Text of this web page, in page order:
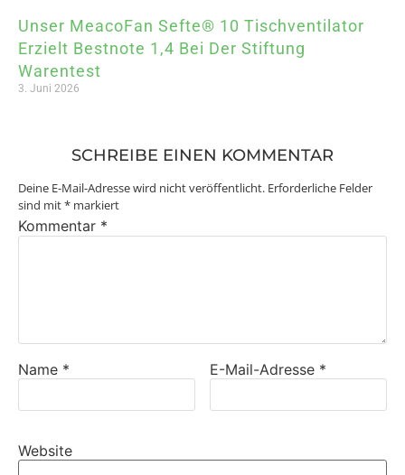
Unser MeacoFan Sefte® 10 Tischventilator
Erzielt Bestnote 1,4 Bei Der Stiftung
Warentest
3. Juni 2026
SCHREIBE EINEN KOMMENTAR
Deine E-Mail-Adresse wird nicht veröffentlicht. Erforderliche Felder
sind mit* markiert
Kommentar *
Name * E-Mail-Adresse *
Website